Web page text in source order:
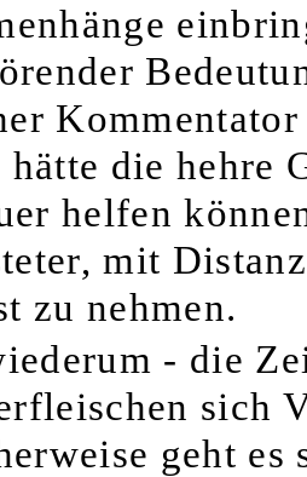
hätte die hehre
helfen
mit
zu nehmen.
- die
sich
geht es